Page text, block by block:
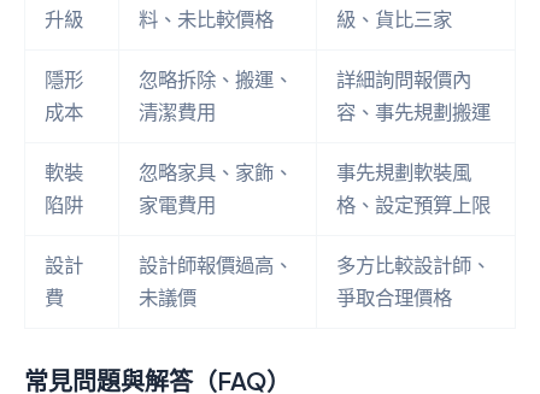
升級
料、未比較價格
級、貨比三家
隱形
成本
忽略拆除、搬運、
清潔費用
詳細詢問報價內
容、事先規劃搬運
軟裝
陷阱
忽略家具、家飾、
家電費用
事先規劃軟裝風
格、設定預算上限
設計
費
設計師報價過高、
未議價
多方比較設計師、
爭取合理價格
常見問題與解答（FAQ）